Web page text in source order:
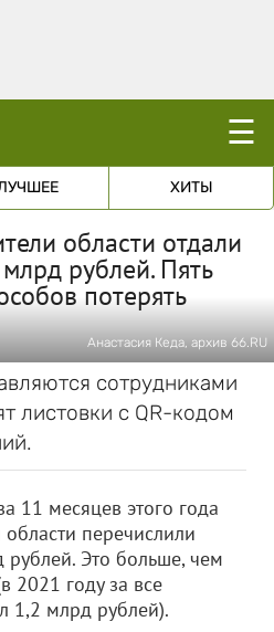
☰
ХИТЫ
области отдали
рублей. Пять
потерять
Анастасия Кеда, архив 66.RU
сотрудниками
листовки с QR-кодом
11 месяцев этого года
перечислили
Это больше, чем
2021 году за все
1,2 млрд рублей).